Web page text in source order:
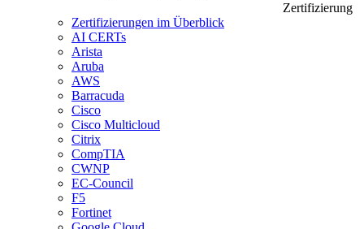
Zertifizierung
Zertifizierungen im Überblick
AI CERTs
Arista
Aruba
AWS
Barracuda
Cisco
Cisco Multicloud
Citrix
CompTIA
CWNP
EC-Council
F5
Fortinet